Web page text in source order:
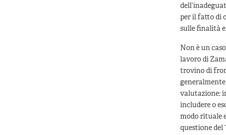
per il fatto di
sulle finalità
Non è un
lavoro di
trovino di
valutazione:
includere o
modo rituale
questione del